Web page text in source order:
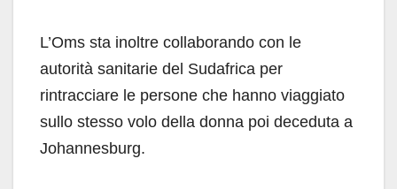
L’Oms sta inoltre collaborando con le
autorità sanitarie del Sudafrica per
rintracciare le persone che hanno viaggiato
sullo stesso volo della donna poi deceduta a
Johannesburg.